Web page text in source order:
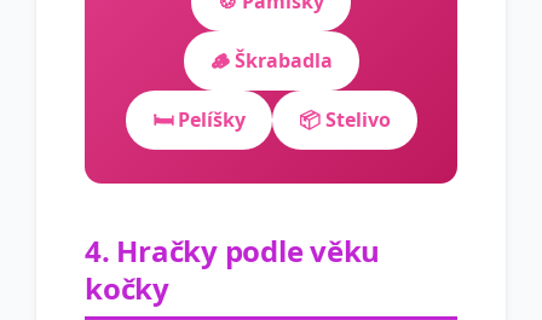
🪵 Škrabadla
🛏️ Pelíšky 📦 Stelivo
4. Hračky podle věku
kočky